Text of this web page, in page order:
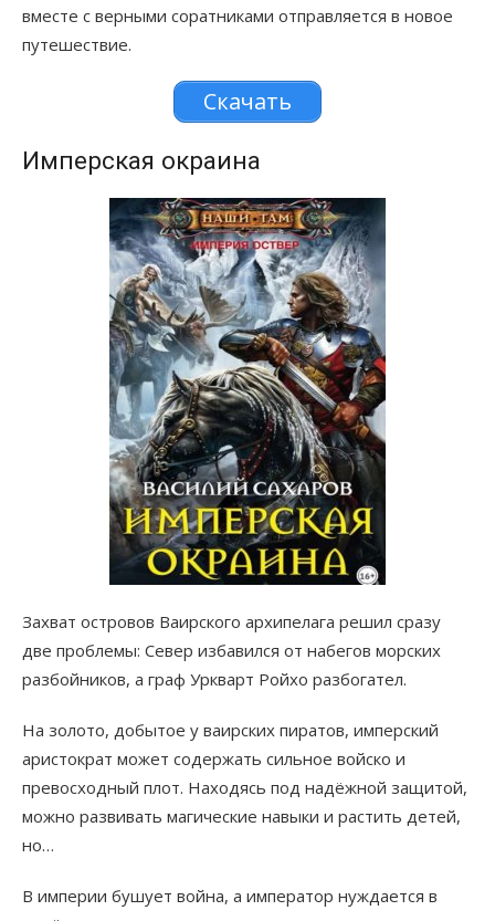
вместе с верными соратниками отправляется в новое
путешествие.
Скачать
Имперская окраина
Захват островов Ваирского архипелага решил сразу
две проблемы: Север избавился от набегов морских
разбойников, а граф Уркварт Ройхо разбогател.
На золото, добытое у ваирских пиратов, имперский
аристократ может содержать сильное войско и
превосходный плот. Находясь под надёжной защитой,
можно развивать магические навыки и растить детей,
но…
В империи бушует война, а император нуждается в